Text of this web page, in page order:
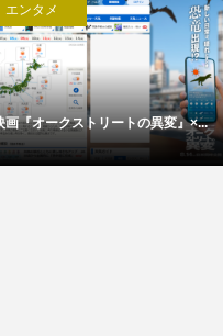
エンタメ
【中島裕翔】初写真展 『